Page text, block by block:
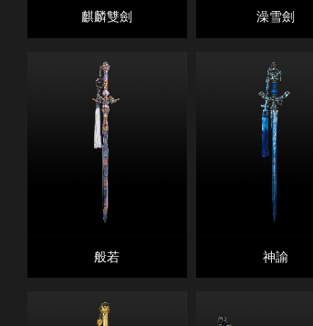
麒麟雙劍 澡雪劍
般若 神諭